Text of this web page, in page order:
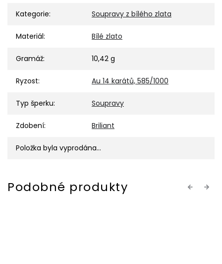
Kategorie: Soupravy z bílého zlata
Materiál: Bílé zlato
Gramáž: 10,42 g
Ryzost: Au 14 karátů, 585/1000
Typ šperku: Soupravy
Zdobení: Briliant
Položka byla vyprodána…
Previous
Next